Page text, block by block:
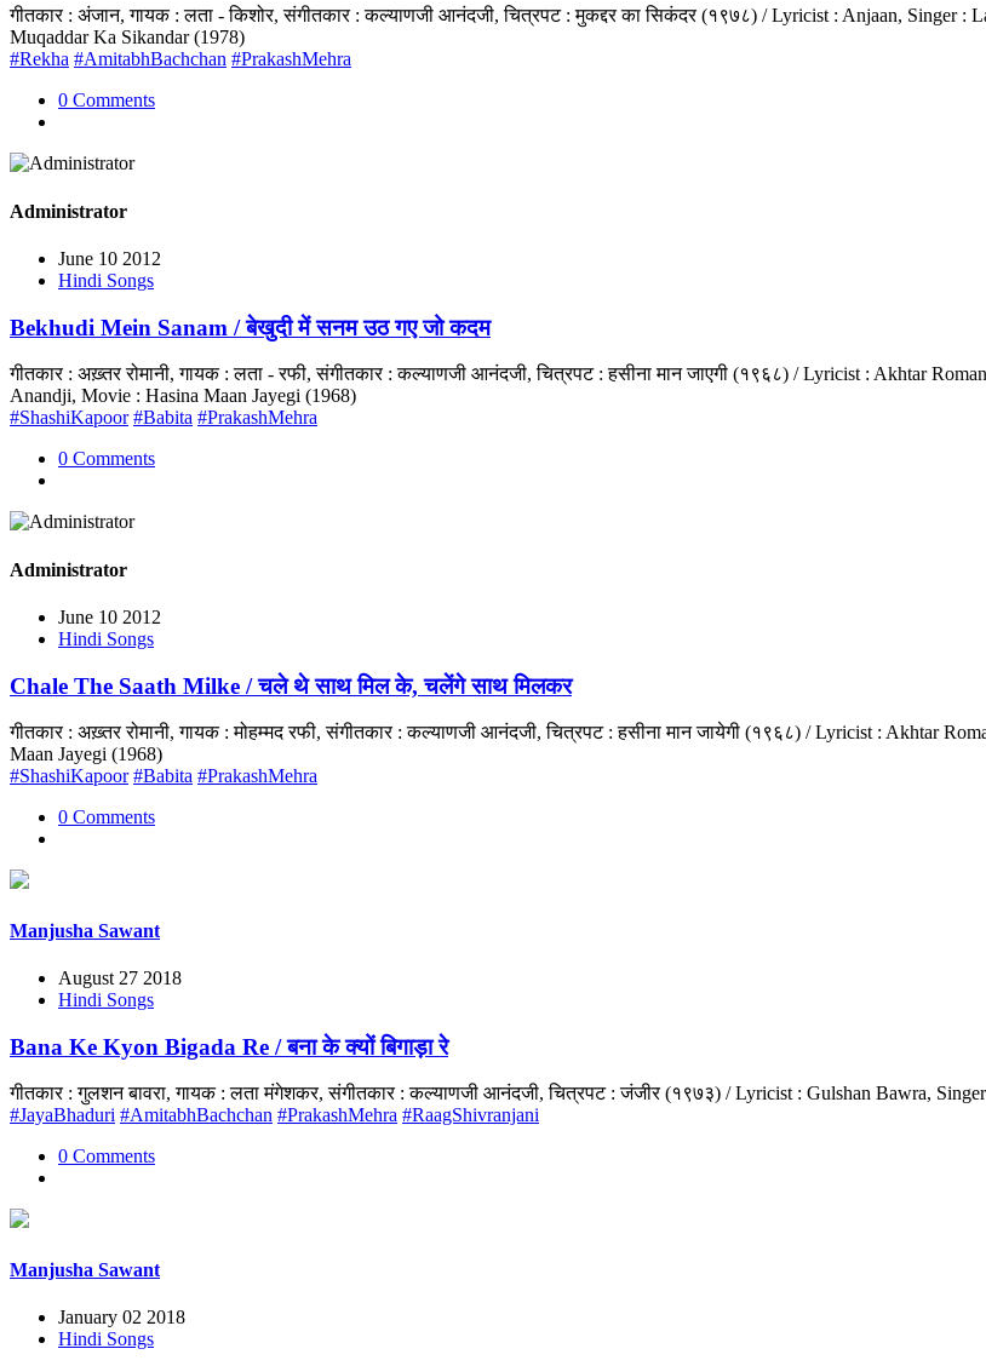
गीतकार : अंजान, गायक : लता - किशोर, संगीतकार : कल्याणजी आनंदजी, चित्रपट : मुकद्दर का सिकंदर (१९७८) / Lyricist : Anjaan, Singer
Muqaddar Ka Sikandar (1978)
#Rekha #AmitabhBachchan #PrakashMehra
0 Comments
Administrator
June 10 2012
Hindi Songs
Bekhudi Mein Sanam / बेखुदी में सनम उठ गए जो कदम
गीतकार : अख़्तर रोमानी, गायक : लता - रफी, संगीतकार : कल्याणजी आनंदजी, चित्रपट : हसीना मान जाएगी (१९६८) / Lyricist : Akhtar
Anandji, Movie : Hasina Maan Jayegi (1968)
#ShashiKapoor #Babita #PrakashMehra
0 Comments
Administrator
June 10 2012
Hindi Songs
Chale The Saath Milke / चले थे साथ मिल के, चलेंगे साथ मिलकर
गीतकार : अख़्तर रोमानी, गायक : मोहम्मद रफी, संगीतकार : कल्याणजी आनंदजी, चित्रपट : हसीना मान जायेगी (१९६८) / Lyricist : Akhtar
Maan Jayegi (1968)
#ShashiKapoor #Babita #PrakashMehra
0 Comments
Manjusha Sawant
August 27 2018
Hindi Songs
Bana Ke Kyon Bigada Re / बना के क्यों बिगाड़ा रे
गीतकार : गुलशन बावरा, गायक : लता मंगेशकर, संगीतकार : कल्याणजी आनंदजी, चित्रपट : जंजीर (१९७३) / Lyricist : Gulshan Bawra,
#JayaBhaduri #AmitabhBachchan #PrakashMehra #RaagShivranjani
0 Comments
Manjusha Sawant
January 02 2018
Hindi Songs